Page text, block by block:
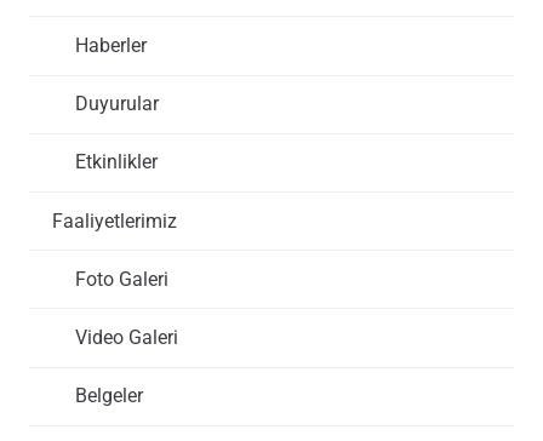
Haberler
Duyurular
Etkinlikler
Faaliyetlerimiz
Foto Galeri
Video Galeri
Belgeler